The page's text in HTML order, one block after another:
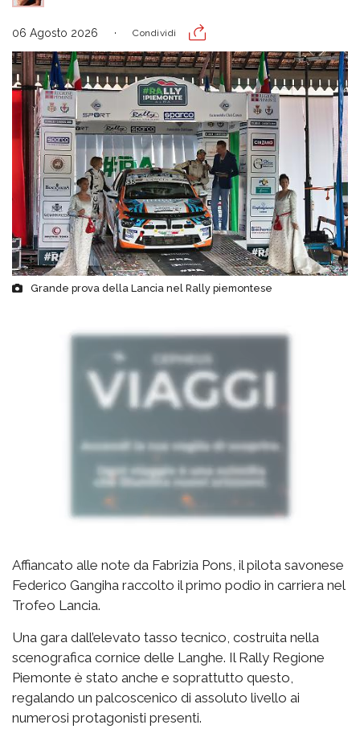
06 Agosto 2026 Condividi
Grande prova della Lancia nel Rally piemontese
Affiancato alle note da Fabrizia Pons, il pilota savonese
Federico Gangiha raccolto il primo podio in carriera nel
Trofeo Lancia.
Una gara dall’elevato tasso tecnico, costruita nella
scenografica cornice delle Langhe. Il Rally Regione
Piemonte è stato anche e soprattutto questo,
regalando un palcoscenico di assoluto livello ai
numerosi protagonisti presenti.